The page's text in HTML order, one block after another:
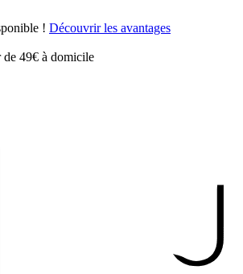
! Découvrir les avantages
49€ à domicile